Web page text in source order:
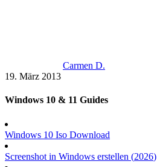
Carmen D.
19. März 2013
Windows 10 & 11 Guides
Windows 10 Iso Download
Screenshot in Windows erstellen (2026)